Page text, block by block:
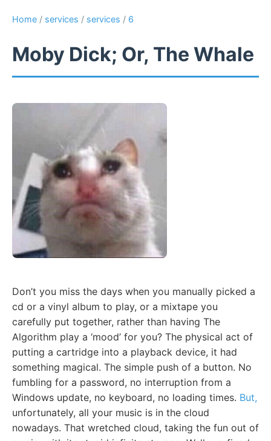
Home / services / services / 6
Moby Dick; Or, The Whale
Don’t you miss the days when you manually picked a
cd or a vinyl album to play, or a mixtape you
carefully put together, rather than having The
Algorithm play a ‘mood’ for you? The physical act of
putting a cartridge into a playback device, it had
something magical. The simple push of a button. No
fumbling for a password, no interruption from a
Windows update, no keyboard, no loading times. But,
unfortunately, all your music is in the cloud
nowadays. That wretched cloud, taking the fun out of